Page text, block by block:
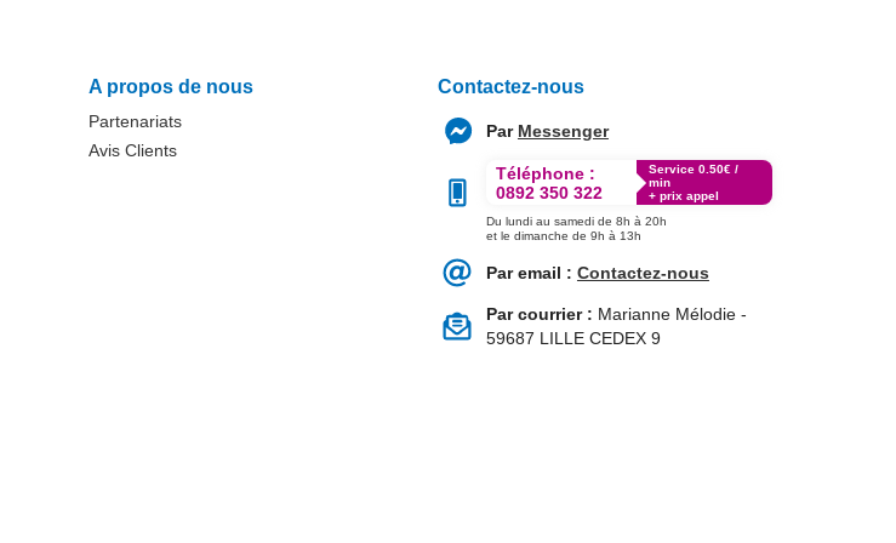
A propos de nous
Partenariats
Avis Clients
Contactez-nous
Par Messenger
Téléphone :
0892 350 322
Service 0.50€ /
min
+ prix appel
Du lundi au samedi de 8h à 20h
et le dimanche de 9h à 13h
Par email : Contactez-nous
Par courrier : Marianne Mélodie -
59687 LILLE CEDEX 9